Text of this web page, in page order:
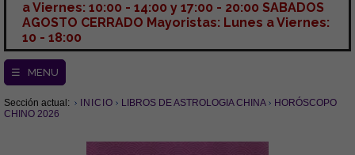
a Viernes: 10:00 - 14:00 y 17:00 - 20:00 SABADOS
AGOSTO CERRADO Mayoristas: Lunes a Viernes:
10 - 18:00
☰ MENU
Sección actual: INICIO LIBROS DE ASTROLOGIA CHINA
HORÓSCOPO
CHINO 2026